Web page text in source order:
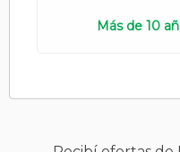
Más de 10